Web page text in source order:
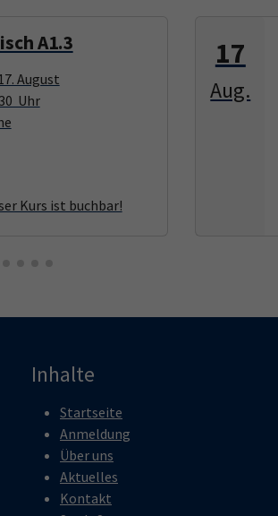
A1.3
August
Uhr
17
Aug.
Inhalte
Startseite
Anmeldung
Über uns
Aktuelles
Kontakt